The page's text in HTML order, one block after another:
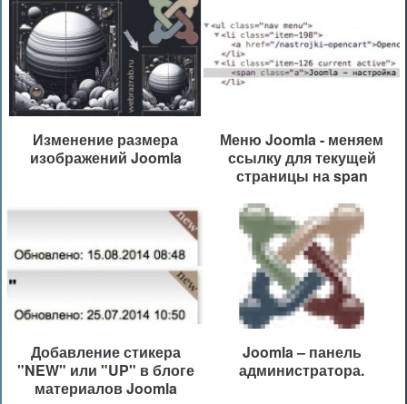
Изменение размера
изображений Joomla
Меню Joomla - меняем
ссылку для текущей
страницы на span
Добавление стикера
"NEW" или "UP" в блоге
материалов Joomla
Joomla – панель
администратора.